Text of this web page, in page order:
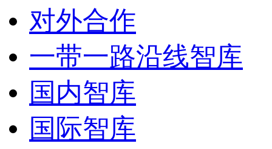
对外合作
一带一路沿线智库
国内智库
国际智库